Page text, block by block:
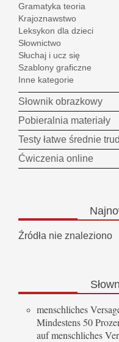
Gramatyka teoria
Krajoznawstwo
Leksykon dla dzieci
Słownictwo
Słuchaj i ucz się
Szablony graficzne
Inne kategorie
Słownik obrazkowy
Pobieralnia materiały
Testy łatwe średnie
Ćwiczenia online
Źródła nie znaleziono
menschliches
Mindestens 50
auf menschliches